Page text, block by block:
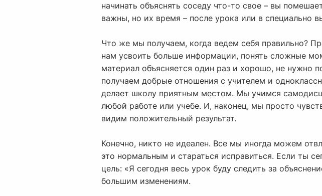
начинать объяснять соседу что-то свое – вы
важны, но их время – после урока или в специально
Что же мы получаем, когда ведем себя правильно?
нам усвоить больше информации, понять сложные
материал объясняется один раз и хорошо, не нужно
получаем добрые отношения с учителем и
делает школу приятным местом. Мы учимся
любой работе или учебе. И, наконец, мы просто
видим положительный результат.
Конечно, никто не идеален. Все мы иногда можем
это нормальным и стараться исправиться. Если ты
цель: «Я сегодня весь урок буду следить за
большим изменениям.